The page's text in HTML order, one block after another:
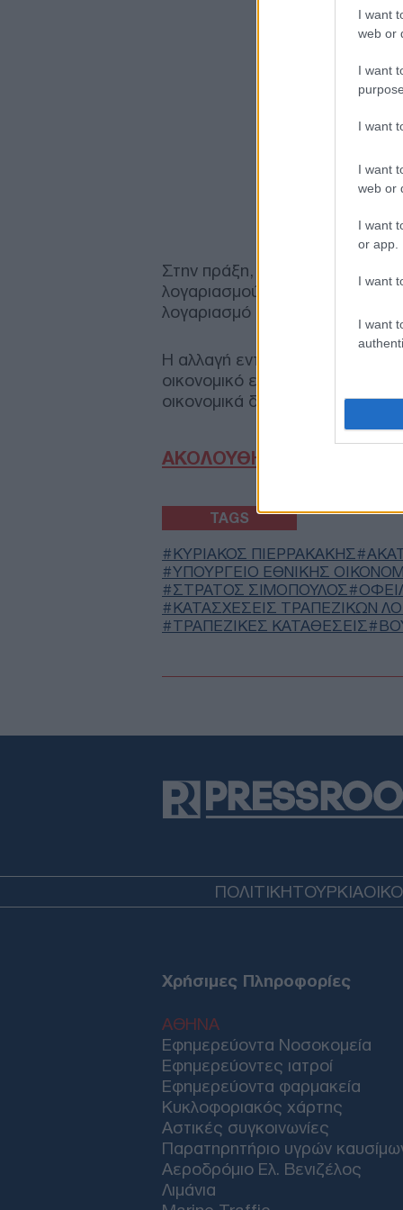
I want
web or
I want
I want
I want
web or
I want
or app.
I want
I want
Στην πράξη, αυτό σημαίνει ότι
λογαριασμού για οφειλές
λογαριασμό δεν θα μπορεί να
Η αλλαγή εντάσσεται στο
οικονομικό επιτελείο για την
οικονομικά δεδομένα και στις
ΑΚΟΛΟΥΘΗΣΤΕ ΜΑΣ ΣΤΟ
TAGS
ΚΥΡΙΑΚΟΣ ΠΙΕΡΡΑΚΑΚΗΣ
ΥΠΟΥΡΓΕΊΟ ΕΘΝΙΚΉΣ
ΣΤΡΑΤΟΣ ΣΙΜΟΠΟΥΛΟΣ
ΚΑΤΑΣΧΕΣΕΙΣ ΤΡΑΠΕΖΙΚΩΝ
ΤΡΑΠΕΖΙΚΕΣ ΚΑΤΑΘΕΣΕΙΣ
ΠΟΛΙΤΙΚΗΤΟΥΡΚΙΑ
Χρήσιμες Πληροφορίες
ΑΘΗΝΑ
Εφημερεύοντα Νοσοκομεία
Εφημερεύοντες ιατροί
Εφημερεύοντα φαρμακεία
Κυκλοφοριακός χάρτης
Αστικές συγκοινωνίες
Παρατηρητήριο υγρών
Αεροδρόμιο Ελ. Βενιζέλος
Λιμάνια